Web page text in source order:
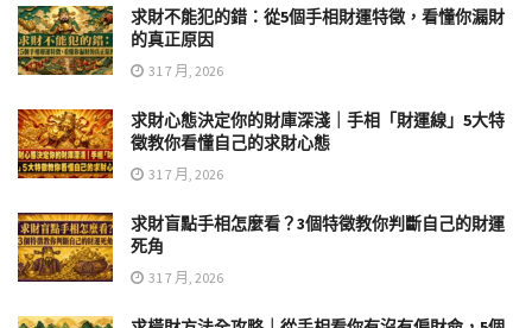
求財不能犯的錯：從5個手相財運特徵，看懂你漏財
的真正原因
31 7 月, 2026
求財心態決定你的財庫深淺｜手相「財運線」5大特
徵教你看懂自己的求財心態
31 7 月, 2026
求財盲點手相怎麼看？3個特徵教你判斷自己的財運
死角
31 7 月, 2026